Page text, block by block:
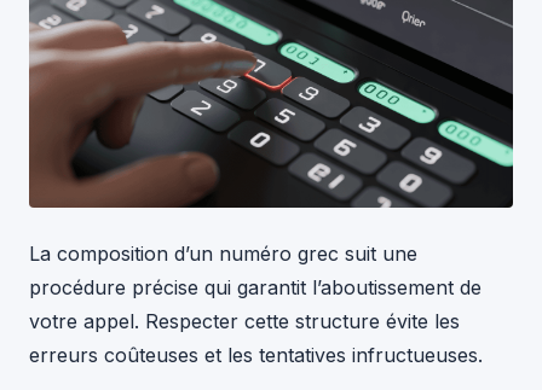
La composition d’un numéro grec suit une
procédure précise qui garantit l’aboutissement de
votre appel. Respecter cette structure évite les
erreurs coûteuses et les tentatives infructueuses.